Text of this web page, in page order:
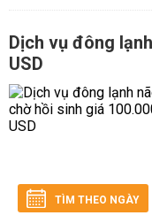
Dịch vụ đông
USD
TÌM THEO NGÀY